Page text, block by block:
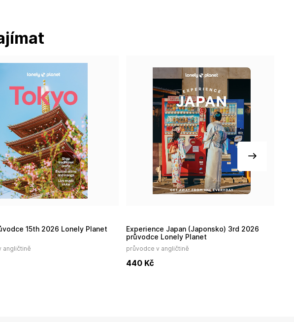
15th 2026 Lonely Planet
angličtině
Experience Japan (Japonsko) 3rd 2026
průvodce Lonely Planet
průvodce v angličtině
440 Kč